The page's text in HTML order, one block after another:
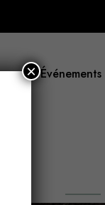
Événements
×